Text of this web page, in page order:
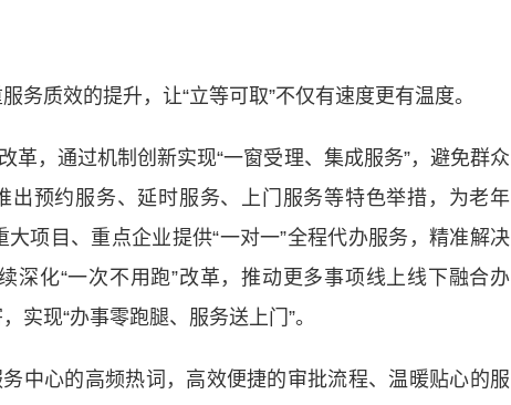
质效的提升，让“立等可取”不仅有速度更有温度。
，通过机制创新实现“一窗受理、集成服务”，避免群众
出预约服务、延时服务、上门服务等特色举措，为老年
项目、重点企业提供“一对一”全程代办服务，精准解决
深化“一次不用跑”改革，推动更多事项线上线下融合办
实现“办事零跑腿、服务送上门”。
心的高频热词，高效便捷的审批流程、温暖贴心的服